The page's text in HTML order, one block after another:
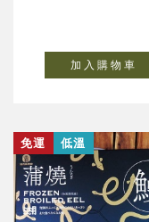
加 入 購 物 車
免運 低溫